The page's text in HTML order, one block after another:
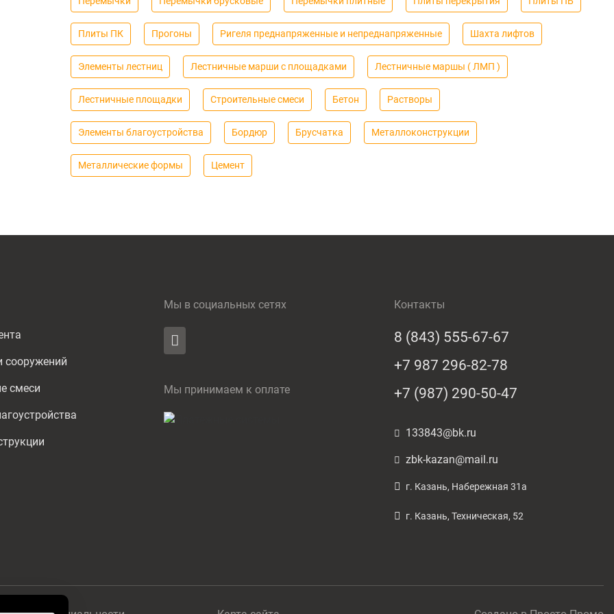
Плиты ПК Прогоны Ригеля преднапряженные и непреднапряженные Шахта лифтов
Элементы лестниц Лестничные марши с площадками Лестничные маршы ( ЛМП )
Лестничные площадки Строительные смеси Бетон Растворы
Элементы благоустройства Бордюр Брусчатка Металлоконструкции
Металлические формы Цемент
сооружений
смеси
Мы в социальных сетях
Мы принимаем к оплате
Контакты
8 (843) 555-67-67
+7 987 296-82-78
+7 (987) 290-50-47
133843@bk.ru
zbk-kazan@mail.ru
г. Казань, Набережная 31а
г. Казань, Техническая, 52